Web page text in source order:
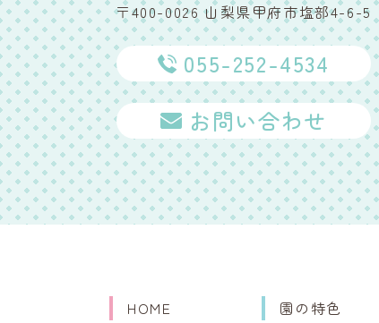
〒400-0026 山梨県甲府市塩部4-6-5
055-252-4534
お問い合わせ
HOME 園の特色